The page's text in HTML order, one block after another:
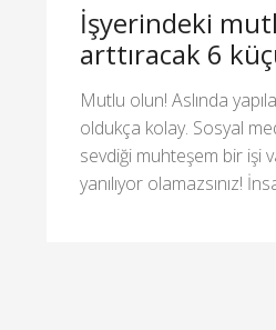
İşyerindeki
arttıracak 6
Mutlu olun! Aslında
oldukça kolay. Sosyal
sevdiği muhteşem bir işi
yanılıyor olamazsınız!